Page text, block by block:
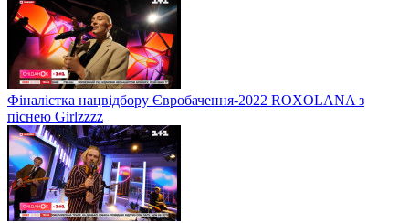
Фіналістка нацвідбору Євробачення-2022 ROXOLANA з
піснею Girlzzzz